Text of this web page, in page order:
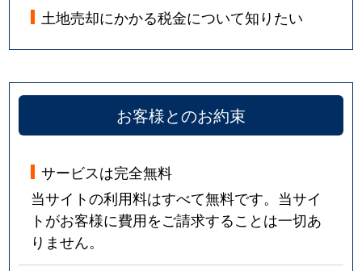
土地売却にかかる税金について知りたい
お客様とのお約束
サービスは完全無料
当サイトの利用料はすべて無料です。当サイ
トがお客様に費用をご請求することは一切あ
りません。